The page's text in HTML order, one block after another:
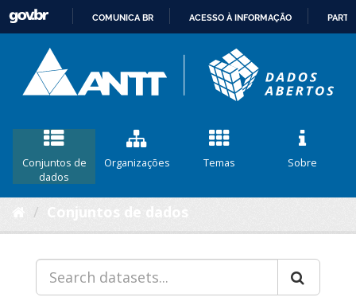
CONTEÚDO
COMUNICA BR ACESSO À INFORMAÇÃO
Conjuntos de
dados
Organizações Temas Sobre